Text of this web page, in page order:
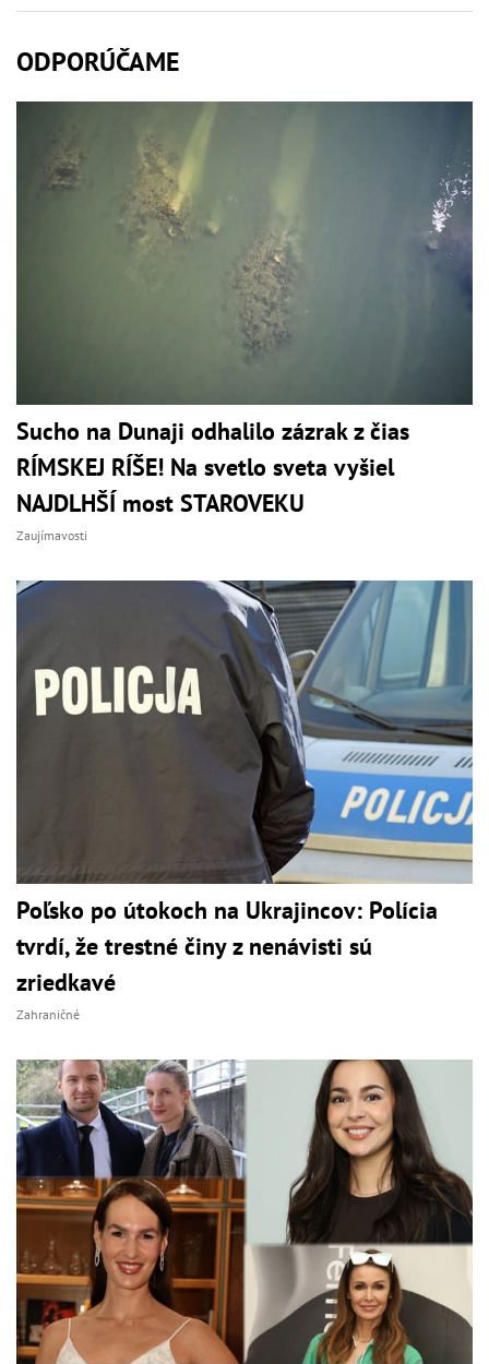
ODPORÚČAME
Sucho na Dunaji odhalilo zázrak z čias
RÍMSKEJ RÍŠE! Na svetlo sveta vyšiel
NAJDLHŠÍ most STAROVEKU
Zaujímavosti
Poľsko po útokoch na Ukrajincov: Polícia
tvrdí, že trestné činy z nenávisti sú
zriedkavé
Zahraničné